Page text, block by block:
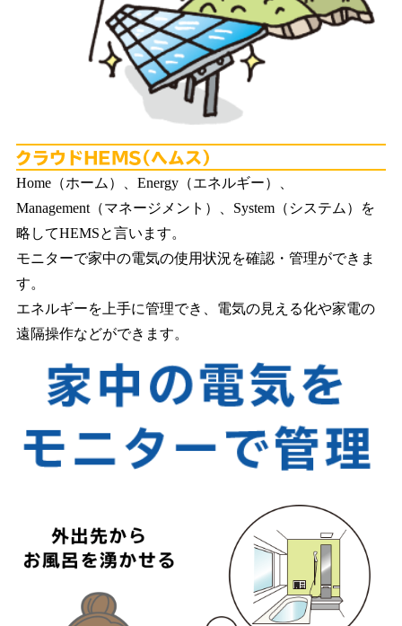
Home（ホーム）、Energy（エネルギー）、
Management（マネージメント）、System（システム）を
略してHEMSと言います。
モニターで家中の電気の使用状況を確認・管理ができま
す。
エネルギーを上手に管理でき、電気の見える化や家電の
遠隔操作などができます。